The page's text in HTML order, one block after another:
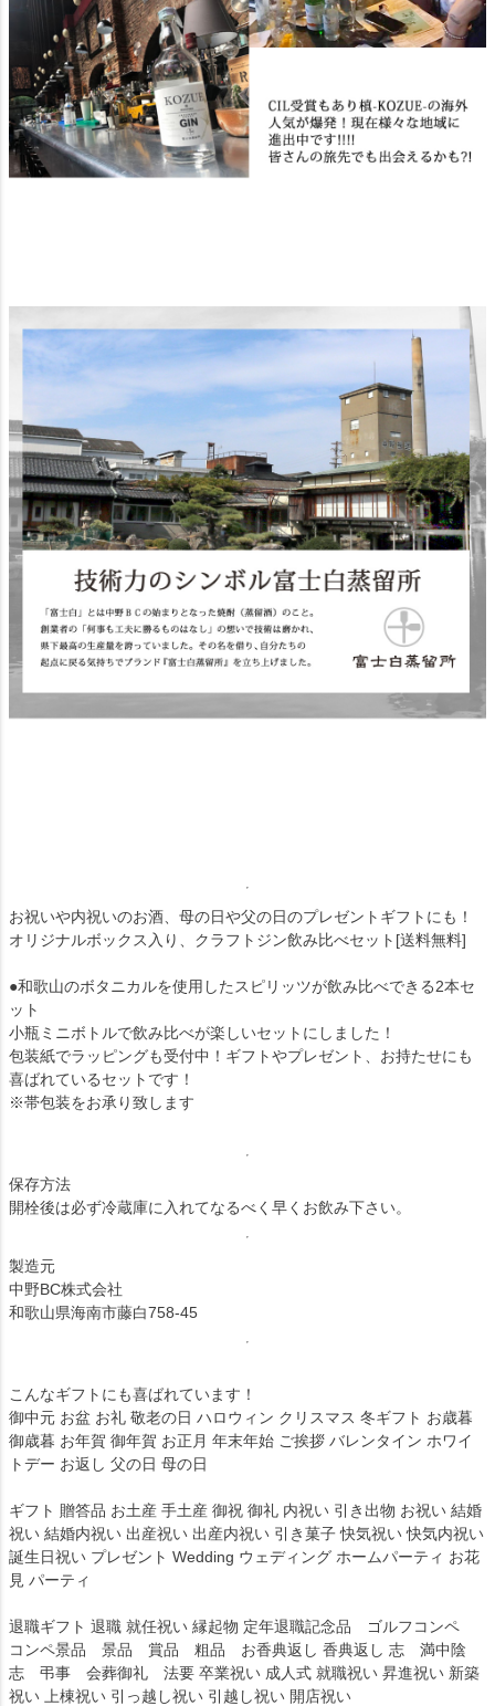
お祝いや内祝いのお酒、母の日や父の日のプレゼントギフトにも！
オリジナルボックス入り、クラフトジン飲み比べセット[送料無料]
●和歌山のボタニカルを使用したスピリッツが飲み比べできる2本セ
ット
小瓶ミニボトルで飲み比べが楽しいセットにしました！
包装紙でラッピングも受付中！ギフトやプレゼント、お持たせにも
喜ばれているセットです！
※帯包装をお承り致します
保存方法
開栓後は必ず冷蔵庫に入れてなるべく早くお飲み下さい。
製造元
中野BC株式会社
和歌山県海南市藤白758-45
こんなギフトにも喜ばれています！
御中元 お盆 お礼 敬老の日 ハロウィン クリスマス 冬ギフト お歳暮
御歳暮 お年賀 御年賀 お正月 年末年始 ご挨拶 バレンタイン ホワイ
トデー お返し 父の日 母の日
ギフト 贈答品 お土産 手土産 御祝 御礼 内祝い 引き出物 お祝い 結婚
祝い 結婚内祝い 出産祝い 出産内祝い 引き菓子 快気祝い 快気内祝い
誕生日祝い プレゼント Wedding ウェディング ホームパーティ お花
見 パーティ
退職ギフト 退職 就任祝い 縁起物 定年退職記念品 ゴルフコンペ
コンペ景品 景品 賞品 粗品 お香典返し 香典返し 志 満中陰
志 弔事 会葬御礼 法要 卒業祝い 成人式 就職祝い 昇進祝い 新築
祝い 上棟祝い 引っ越し祝い 引越し祝い 開店祝い